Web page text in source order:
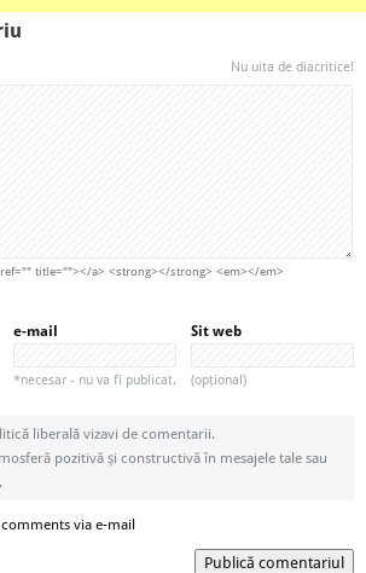
Nu uita de diacritice!
title=""></a> <strong></strong> <em></em>
e-mail
*necesar - nu va fi publicat.
Sit web
(opțional)
liberală vizavi de comentarii.
pozitivă și constructivă în mesajele tale sau
via e-mail
Publică comentariul